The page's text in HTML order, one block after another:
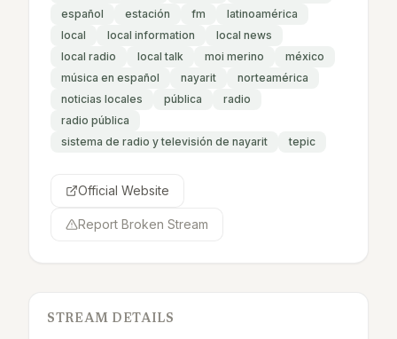
español
estación fm
latinoamérica
local
local information
local news
local radio
local talk moi merino
méxico
música en español
nayarit
norteamérica
noticias locales
pública
radio
radio pública
sistema de radio y televisión de nayarit
tepic
Official Website
Report Broken Stream
STREAM DETAILS